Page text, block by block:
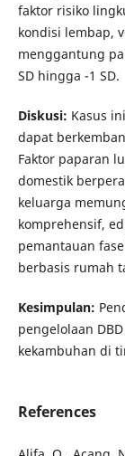
faktor risiko
kondisi lembap,
menggantung
SD hingga -1 SD.
Diskusi: Kasus
dapat
Faktor paparan
domestik
keluarga
komprehensif,
pemantauan
berbasis rumah
Kesimpulan:
pengelolaan
kekambuhan di
References